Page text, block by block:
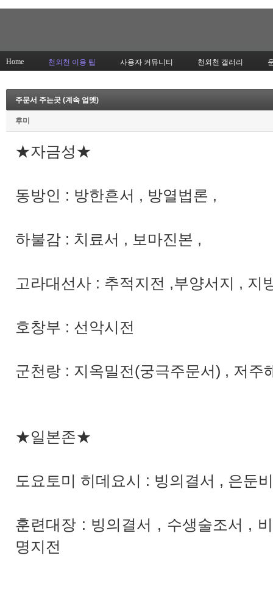
Home 천외천 이용 팁 사용자 커뮤니티 천외천 갤러리
주문서 주는곳 (계속 업뎃)
후미
★자금성★
동방인 : 방한흔서 , 방열법론 ,
하불감 : 치료서 , 보마진본 ,
고라대선사 : 추적지전 ,부양서지 ,
호창부 : 선악시전
군천랑 : 지옥밀전(궁극주문서) , 저
★일본존★
도요토미 히데요시 : 빙의결서 , 은둔
훈련대장 : 빙의결서 , 수생술조서 ,
명지전